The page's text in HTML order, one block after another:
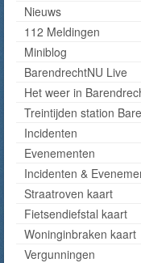
Nieuws
112 Meldingen
Miniblog
BarendrechtNU Live
Het weer in
Treintijden station
Incidenten
Evenementen
Incidenten &
Straatroven kaart
Fietsendiefstal kaart
Woninginbraken kaart
Vergunningen